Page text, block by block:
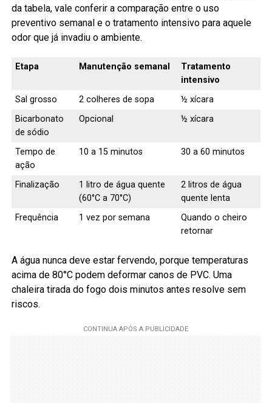
da tabela, vale conferir a comparação entre o uso
preventivo semanal e o tratamento intensivo para aquele
odor que já invadiu o ambiente.
Etapa Manutenção semanal
Tratamento
intensivo
Sal grosso
2 colheres de sopa
½ xícara
Bicarbonato
de sódio
Opcional ½ xícara
Tempo de
ação
10 a 15 minutos 30 a 60 minutos
Finalização
1 litro de água quente
(60°C a 70°C)
2 litros de água
quente lenta
Frequência
1 vez por semana
Quando o cheiro
retornar
A água nunca deve estar fervendo, porque temperaturas
acima de 80°C podem deformar canos de PVC. Uma
chaleira tirada do fogo dois minutos antes resolve sem
riscos.